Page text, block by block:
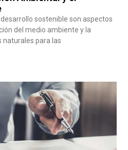
sostenible son aspectos
del medio ambiente y la
naturales para las